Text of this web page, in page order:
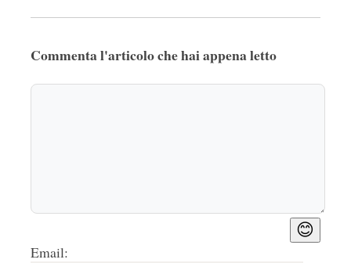
Commenta l'articolo che hai appena letto
😊
Email: